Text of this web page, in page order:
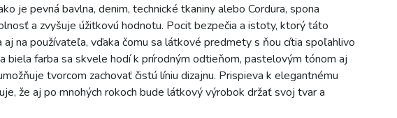
je pevná bavlna, denim, technické tkaniny alebo Cordura, spona
a zvyšuje úžitkovú hodnotu. Pocit bezpečia a istoty, ktorý táto
na používateľa, vďaka čomu sa látkové predmety s ňou cítia spoľahlivo
biela farba sa skvele hodí k prírodným odtieňom, pastelovým tónom aj
tvorcom zachovať čistú líniu dizajnu. Prispieva k elegantnému
že aj po mnohých rokoch bude látkový výrobok držať svoj tvar a